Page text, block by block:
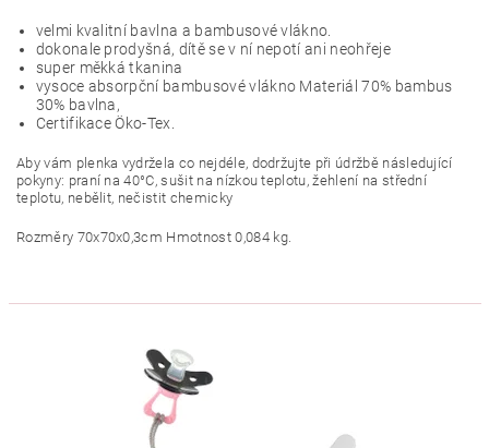
velmi kvalitní bavlna a bambusové vlákno.
dokonale prodyšná, dítě se v ní nepotí ani neohřeje
super měkká tkanina
vysoce absorpční bambusové vlákno Materiál 70% bambus
30% bavlna,
Certifikace Öko-Tex.
Aby vám plenka vydržela co nejdéle, dodržujte při údržbě následující
pokyny: praní na 40°C, sušit na nízkou teplotu, žehlení na střední
teplotu, nebělit, nečistit chemicky
Rozměry 70x70x0,3cm Hmotnost 0,084 kg.